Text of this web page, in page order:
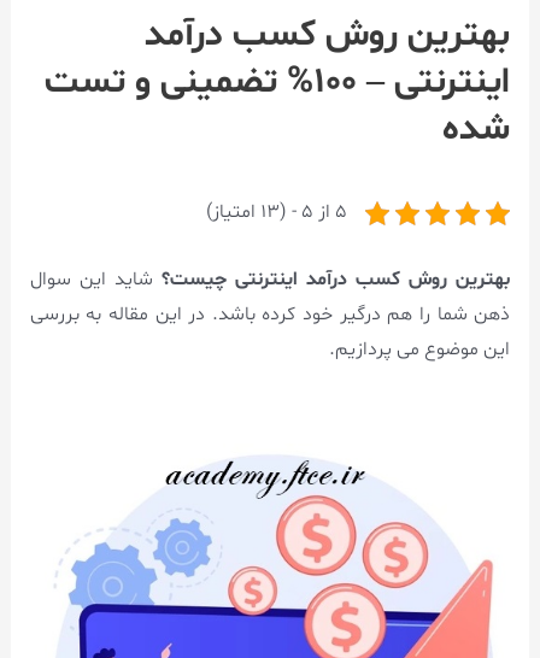
بهترین روش کسب درآمد
اینترنتی – ۱۰۰% تضمینی و تست
شده
5 از 5 - (13 امتیاز)
بهترین روش کسب درآمد اینترنتی چیست؟ شاید این سوال
ذهن شما را هم درگیر خود کرده باشد. در این مقاله به بررسی
این موضوع می پردازیم.